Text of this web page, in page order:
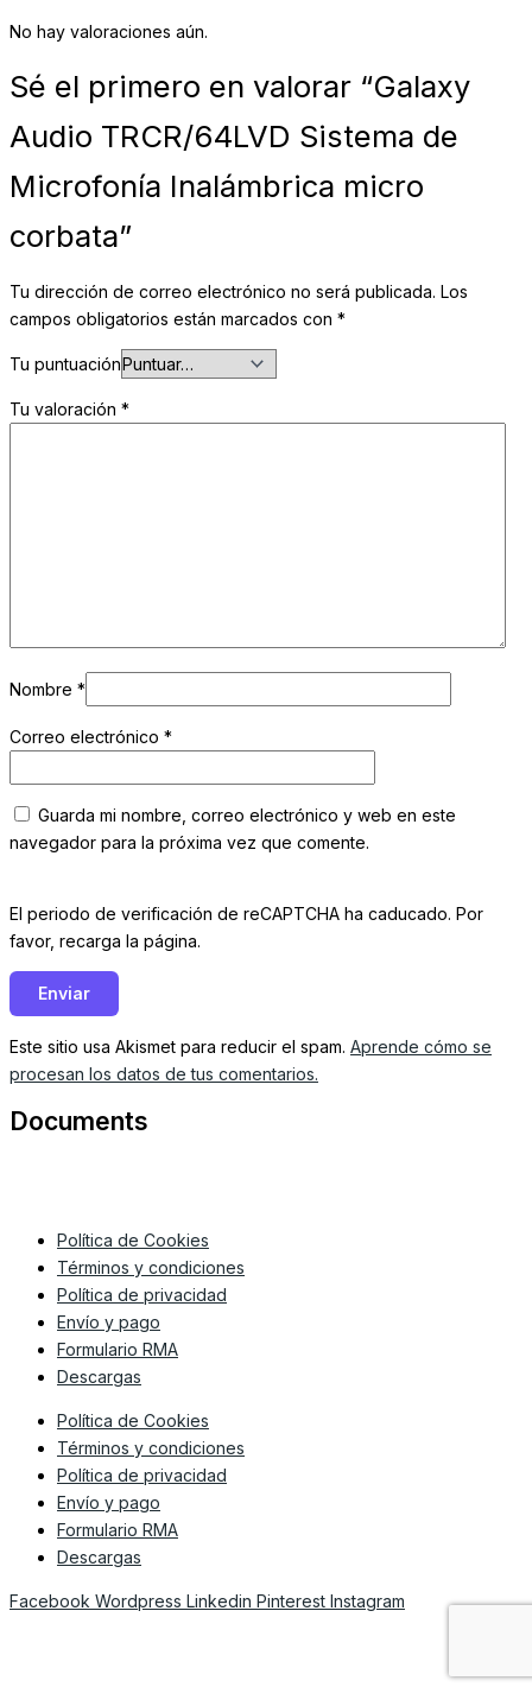
No hay valoraciones aún.
Sé el primero en valorar “Galaxy
Audio TRCR/64LVD Sistema de
Microfonía Inalámbrica micro
corbata”
Tu dirección de correo electrónico no será publicada. Los
campos obligatorios están marcados con *
Tu puntuación
Tu valoración *
Nombre *
Correo electrónico *
Guarda mi nombre, correo electrónico y web en este
navegador para la próxima vez que comente.
El periodo de verificación de reCAPTCHA ha caducado. Por
favor, recarga la página.
Este sitio usa Akismet para reducir el spam. Aprende cómo se
procesan los datos de tus comentarios.
Documents
Política de Cookies
Términos y condiciones
Política de privacidad
Envío y pago
Formulario RMA
Descargas
Política de Cookies
Términos y condiciones
Política de privacidad
Envío y pago
Formulario RMA
Descargas
Facebook Wordpress Linkedin Pinterest Instagram